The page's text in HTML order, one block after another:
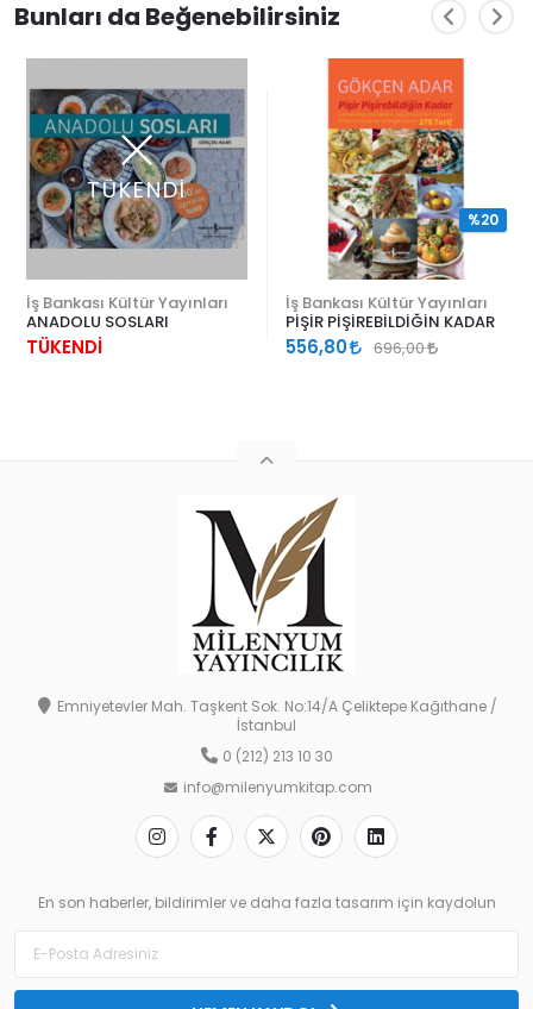
Bunları da Beğenebilirsiniz
TÜKENDİ
İş Bankası Kültür Yayınları
ANADOLU SOSLARI
TÜKENDİ
İş Bankası Kültür Yayınları
PİŞİR PİŞİREBİLDİĞİN KADAR
556,80 696,00
%20
Emniyetevler Mah. Taşkent Sok. No:14/A Çeliktepe Kağıthane /
İstanbul
0 (212) 213 10 30
info@milenyumkitap.com
En son haberler, bildirimler ve daha fazla tasarım için kaydolun